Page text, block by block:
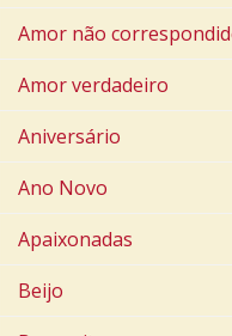
Amor não
Amor verdadeiro
Aniversário
Ano Novo
Apaixonadas
Beijo